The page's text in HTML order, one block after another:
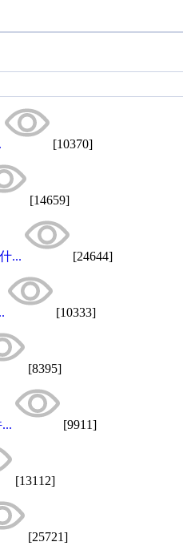
[10370]
[14659]
... [24644]
[10333]
[8395]
[9911]
[13112]
[25721]